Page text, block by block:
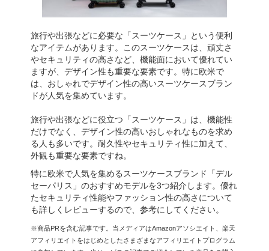
旅行や出張などに必要な「スーツケース」という便利
なアイテムがあります。このスーツケースは、頑丈さ
やセキュリティの高さなど、機能面において優れてい
ますが、デザイン性も重要な要素です。特に欧米で
は、おしゃれでデザイン性の高いスーツケースブラン
ドが人気を集めています。
旅行や出張などに役立つ「スーツケース」は、機能性
だけでなく、デザイン性の高いおしゃれなものを求め
る人も多いです。耐久性やセキュリティ性に加えて、
外観も重要な要素ですね。
特に欧米で人気を集めるスーツケースブランド「デル
セーパリス」のおすすめモデルを3つ紹介します。優れ
たセキュリティ性能やファッション性の高さについて
も詳しくレビューするので、参考にしてください。
※商品PRを含む記事です。当メディアはAmazonアソシエイト、楽天
アフィリエイトをはじめとしたさまざまなアフィリエイトプログラム